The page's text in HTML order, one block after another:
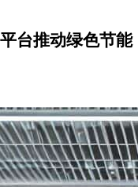
台推动绿色节能